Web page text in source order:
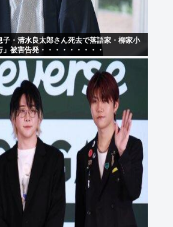
子・清水良太郎さん死去で落語家・柳家小
被害告発・・・・・・・・・